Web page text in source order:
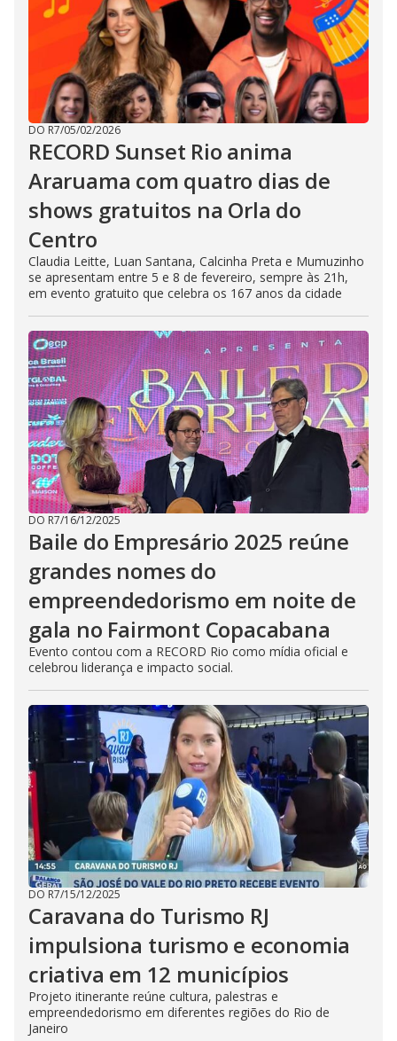
DO R7/05/02/2026
RECORD Sunset Rio anima
Araruama com quatro dias de
shows gratuitos na Orla do
Centro
Claudia Leitte, Luan Santana, Calcinha Preta e Mumuzinho
se apresentam entre 5 e 8 de fevereiro, sempre às 21h,
em evento gratuito que celebra os 167 anos da cidade
DO R7/16/12/2025
Baile do Empresário 2025 reúne
grandes nomes do
empreendedorismo em noite de
gala no Fairmont Copacabana
Evento contou com a RECORD Rio como mídia oficial e
celebrou liderança e impacto social.
DO R7/15/12/2025
Caravana do Turismo RJ
impulsiona turismo e economia
criativa em 12 municípios
Projeto itinerante reúne cultura, palestras e
empreendedorismo em diferentes regiões do Rio de
Janeiro